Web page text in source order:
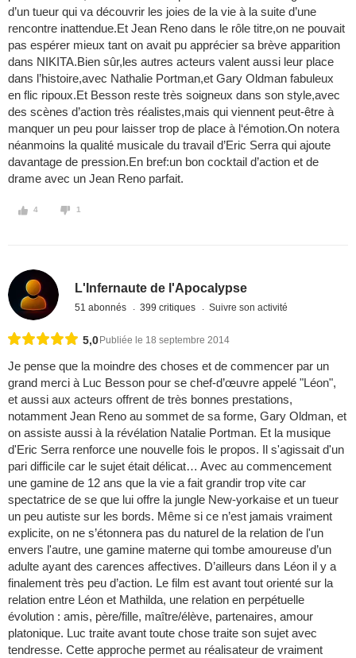
d’un tueur qui va découvrir les joies de la vie à la suite d’une
rencontre inattendue.Et Jean Reno dans le rôle titre,on ne pouvait
pas espérer mieux tant on avait pu apprécier sa brève apparition
dans NIKITA.Bien sûr,les autres acteurs valent aussi leur place
dans l’histoire,avec Nathalie Portman,et Gary Oldman fabuleux
en flic ripoux.Et Besson reste très soigneux dans son style,avec
des scènes d’action très réalistes,mais qui viennent peut-être à
manquer un peu pour laisser trop de place à l‘émotion.On notera
néanmoins la qualité musicale du travail d’Eric Serra qui ajoute
davantage de pression.En bref:un bon cocktail d’action et de
drame avec un Jean Reno parfait.
4 1
L'Infernaute de l'Apocalypse
51 abonnés 399 critiques Suivre son activité
5,0 Publiée le 18 septembre 2014
Je pense que la moindre des choses et de commencer par un
grand merci à Luc Besson pour se chef-d’œuvre appelé "Léon",
et aussi aux acteurs offrent de très bonnes prestations,
notamment Jean Reno au sommet de sa forme, Gary Oldman, et
on assiste aussi à la révélation Natalie Portman. Et la musique
d'Eric Serra renforce une nouvelle fois le propos. Il s'agissait d'un
pari difficile car le sujet était délicat… Avec au commencement
une gamine de 12 ans que la vie a fait grandir trop vite car
spectatrice de se que lui offre la jungle New-yorkaise et un tueur
un peu autiste sur les bords. Même si ce n’est jamais vraiment
explicite, on ne s’étonnera pas du naturel de la relation de l'un
envers l'autre, une gamine materne qui tombe amoureuse d’un
adulte ayant des carences affectives. D’ailleurs dans Léon il y a
finalement très peu d’action. Le film est avant tout orienté sur la
relation entre Léon et Mathilda, une relation en perpétuelle
évolution : amis, père/fille, maître/élève, partenaires, amour
platonique. Luc traite avant toute chose traite son sujet avec
tendresse. Cette approche permet au réalisateur de vraiment